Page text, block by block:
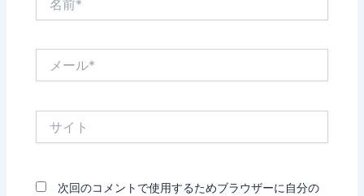
次回のコメントで使用するためブラウザーに自分の